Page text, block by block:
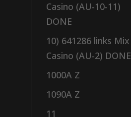
Casino (AU-10-11)
DONE
10) 641286 links Mix
Casino (AU-2) DONE
1000A Z
1090A Z
11